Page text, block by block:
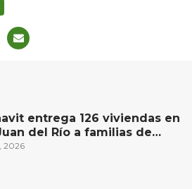
entrega 126 viviendas en
del Río a familias de
ingresos
2026